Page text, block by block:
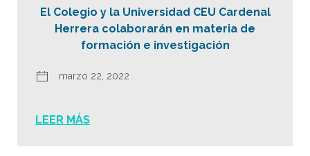
El Colegio y la Universidad CEU Cardenal
Herrera colaborarán en materia de
formación e investigación
marzo 22, 2022
LEER MÁS